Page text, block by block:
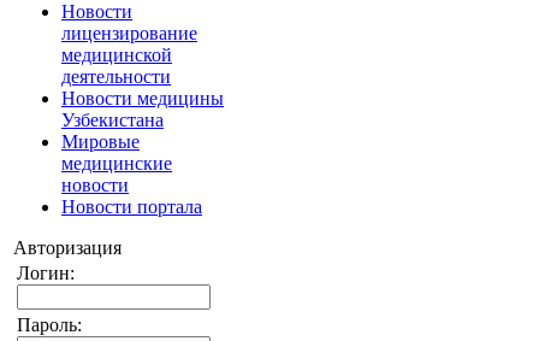
Новости
лицензирование
медицинской
деятельности
Новости медицины
Узбекистана
Мировые
медицинские
новости
Новости портала
Авторизация
Логин:
Пароль: